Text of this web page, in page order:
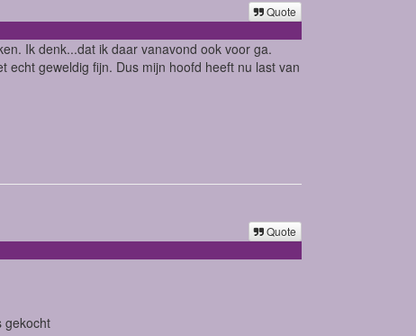
Quote
Ik denk...dat ik daar vanavond ook voor ga.
echt geweldig fijn. Dus mijn hoofd heeft nu last van
Quote
gekocht